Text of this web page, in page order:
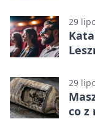
29
29
co z